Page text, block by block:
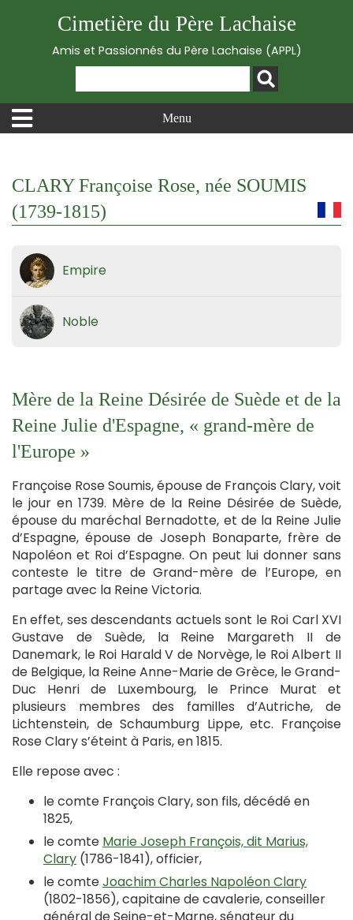
Cimetière du Père Lachaise
Amis et Passionnés du Père Lachaise (APPL)
Menu
CLARY Françoise Rose, née SOUMIS
(1739-1815)
Empire
Noble
Mère de la Reine Désirée de Suède et de la
Reine Julie d'Espagne, « grand-mère de
l'Europe »
Françoise Rose Soumis, épouse de François Clary, voit
le jour en 1739. Mère de la Reine Désirée de Suède,
épouse du maréchal Bernadotte, et de la Reine Julie
d’Espagne, épouse de Joseph Bonaparte, frère de
Napoléon et Roi d’Espagne. On peut lui donner sans
conteste le titre de Grand-mère de l’Europe, en
partage avec la Reine Victoria.
En effet, ses descendants actuels sont le Roi Carl XVI
Gustave de Suède, la Reine Margareth II de
Danemark, le Roi Harald V de Norvège, le Roi Albert II
de Belgique, la Reine Anne-Marie de Grèce, le Grand-
Duc Henri de Luxembourg, le Prince Murat et
plusieurs membres des familles d’Autriche, de
Lichtenstein, de Schaumburg Lippe, etc. Françoise
Rose Clary s’éteint à Paris, en 1815.
Elle repose avec :
le comte François Clary, son fils, décédé en
1825,
le comte Marie Joseph François, dit Marius,
Clary (1786-1841), officier,
le comteJoachim Charles Napoléon Clary
(1802-1856), capitaine de cavalerie, conseiller